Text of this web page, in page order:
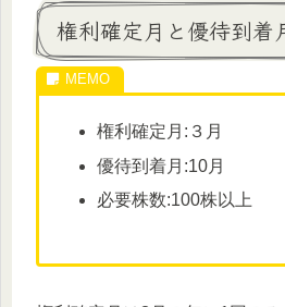
権利確定月と優待到着
権利確定月:３月
優待到着月:10月
必要株数:100株以上